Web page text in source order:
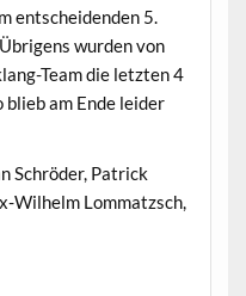
entscheidenden 5.
wurden von
Team die letzten 4
blieb am Ende leider
Schröder, Patrick
Wilhelm Lommatzsch,